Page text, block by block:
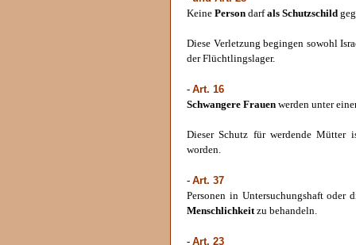
Keine Person darfals Schutzschild
Diese Verletzung begingen sowohl
der Flüchtlingslager.
- Art. 16
Schwangere Frauen werden unter
Dieser Schutz für werdende Mütter
worden.
- Art. 37
Personen in Untersuchungshaft oder
Menschlichkeitzu behandeln.
- Art. 23